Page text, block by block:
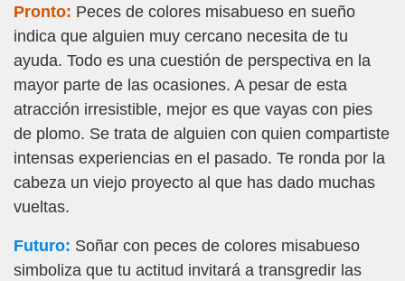
Pronto: Peces de colores misabueso en sueño
indica que alguien muy cercano necesita de tu
ayuda. Todo es una cuestión de perspectiva en la
mayor parte de las ocasiones. A pesar de esta
atracción irresistible, mejor es que vayas con pies
de plomo. Se trata de alguien con quien compartiste
intensas experiencias en el pasado. Te ronda por la
cabeza un viejo proyecto al que has dado muchas
vueltas.
Futuro: Soñar con peces de colores misabueso
simboliza que tu actitud invitará a transgredir las